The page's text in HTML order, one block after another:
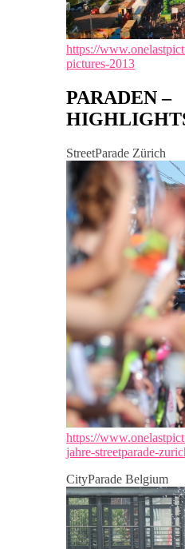
https://
pictures-2013
PARADEN –
StreetParade Zürich
https://
jahre-streetparade-
CityParade Belgium